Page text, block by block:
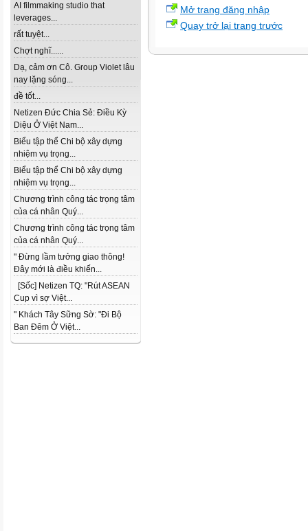
AI filmmaking studio that
leverages...
rất tuyệt...
Chợt nghĩ......
Dạ, cảm ơn Cô. Group Violet lâu
nay lặng sóng...
đề tốt...
Netizen Đức Chia Sẻ: Điều Kỳ
Diệu Ở Việt Nam...
Biểu tập thể Chi bộ xây dựng
nhiệm vụ trọng...
Biểu tập thể Chi bộ xây dựng
nhiệm vụ trọng...
Chương trình công tác trọng tâm
của cá nhân Quý...
Chương trình công tác trọng tâm
của cá nhân Quý...
" Đừng lầm tưởng giao thông!
Đây mới là điều khiến...
[Sốc] Netizen TQ: "Rút ASEAN
Cup vì sợ Việt...
" Khách Tây Sững Sờ: "Đi Bộ
Ban Đêm Ở Việt...
Mở trang đăng nhập
Quay trở lại trang trước